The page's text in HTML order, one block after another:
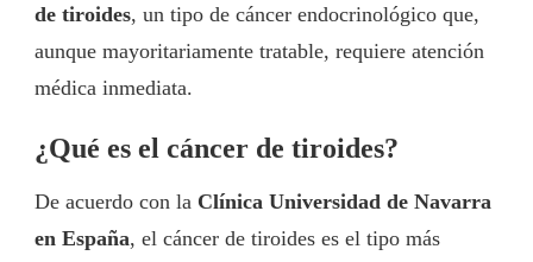
de tiroides, un tipo de cáncer endocrinológico que,
aunque mayoritariamente tratable, requiere atención
médica inmediata.
¿Qué es el cáncer de tiroides?
De acuerdo con la Clínica Universidad de Navarra
en España, el cáncer de tiroides es el tipo más